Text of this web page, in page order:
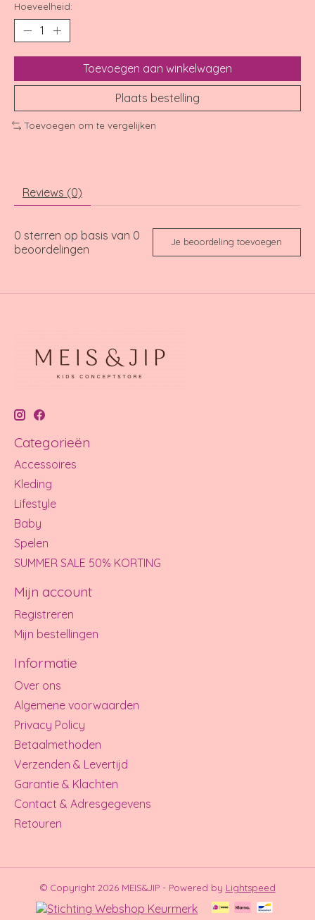
Hoeveelheid:
Toevoegen aan winkelwagen
Plaats bestelling
Toevoegen om te vergelijken
Reviews (0)
0 sterren op basis van 0
beoordelingen
Je beoordeling toevoegen
Categorieën
Accessoires
Kleding
Lifestyle
Baby
Spelen
SUMMER SALE 50% KORTING
Mijn account
Registreren
Mijn bestellingen
Informatie
Over ons
Algemene voorwaarden
Privacy Policy
Betaalmethoden
Verzenden & Levertijd
Garantie & Klachten
Contact & Adresgegevens
Retouren
© Copyright 2026 MEIS&JIP - Powered by Lightspeed